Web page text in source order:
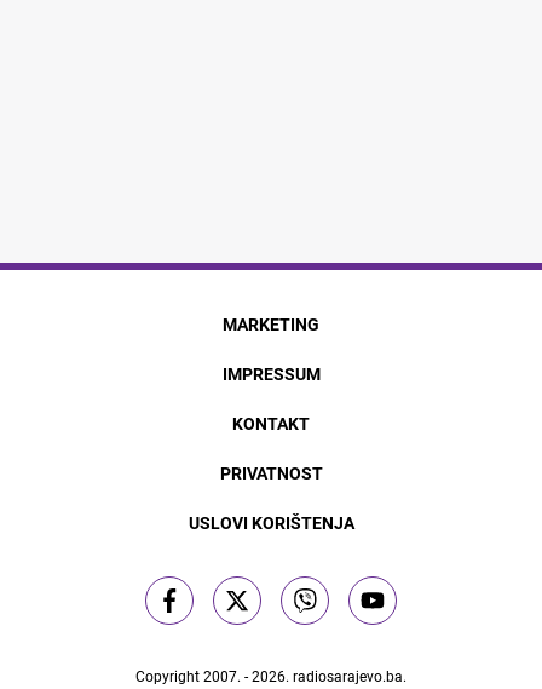
MARKETING
IMPRESSUM
KONTAKT
PRIVATNOST
USLOVI KORIŠTENJA
Copyright 2007. - 2026. radiosarajevo.ba.